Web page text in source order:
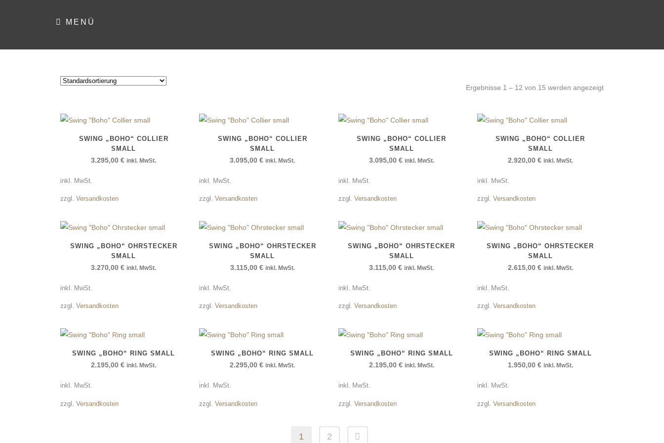
MENÜ
Ergebnisse 1 – 12 von 15 werden angezeigt
SWING „BOHO“ COLLIER
SMALL
3.295,00€ inkl. MwSt.
inkl. MwSt.
zzgl. Versandkosten
SWING „BOHO“ COLLIER
SMALL
3.095,00€ inkl. MwSt.
inkl. MwSt.
zzgl.Versandkosten
SWING „BOHO“ COLLIER
SMALL
3.095,00 € inkl. MwSt.
inkl. MwSt.
zzgl. Versandkosten
SWING „BOHO“ COLLIER
SMALL
2.920,00 € inkl. MwSt.
inkl. MwSt.
zzgl. Versandkosten
SWING „BOHO“ OHRSTECKER
SMALL
3.270,00€ inkl. MwSt.
inkl. MwSt.
zzgl. Versandkosten
SWING „BOHO“ OHRSTECKER
SMALL
3.115,00 € inkl. MwSt.
inkl. MwSt.
zzgl.Versandkosten
SWING „BOHO“ OHRSTECKER
SMALL
3.115,00€ inkl. MwSt.
inkl. MwSt.
zzgl. Versandkosten
SWING „BOHO“ OHRSTECKER
SMALL
2.615,00 € inkl. MwSt.
inkl. MwSt.
zzgl. Versandkosten
SWING „BOHO“ RING SMALL
2.195,00€ inkl. MwSt.
inkl. MwSt.
zzgl. Versandkosten
SWING „BOHO“ RING SMALL
2.295,00€ inkl. MwSt.
inkl. MwSt.
zzgl.Versandkosten
SWING „BOHO“ RING SMALL
2.195,00 € inkl. MwSt.
inkl. MwSt.
zzgl. Versandkosten
SWING „BOHO“ RING SMALL
1.950,00 € inkl. MwSt.
inkl. MwSt.
zzgl. Versandkosten
1 2